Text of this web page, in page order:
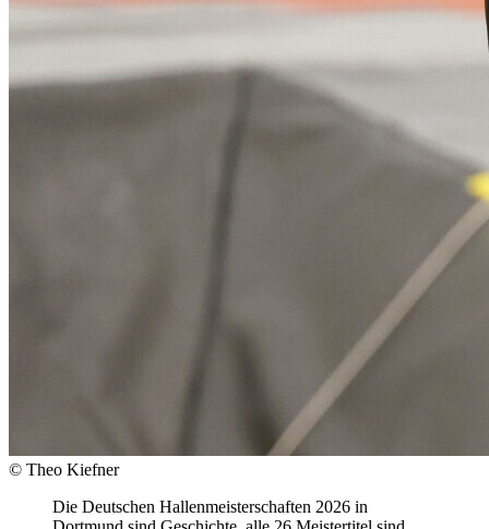
© Theo Kiefner
Die Deutschen Hallenmeisterschaften 2026 in